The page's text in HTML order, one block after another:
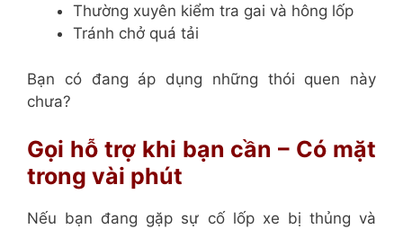
Thường xuyên kiểm tra gai và hông lốp
Tránh chở quá tải
Bạn có đang áp dụng những thói quen này
chưa?
Gọi hỗ trợ khi bạn cần – Có mặt
trong vài phút
Nếu bạn đang gặp sự cố lốp xe bị thủng và